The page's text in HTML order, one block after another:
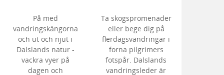
På med
vandringskängorna
och ut och njut i
Dalslands natur -
vackra vyer på
dagen och
Ta skogspromenader
eller bege dig på
flerdagsvandringar i
forna pilgrimers
fotspår. Dalslands
vandringsleder är